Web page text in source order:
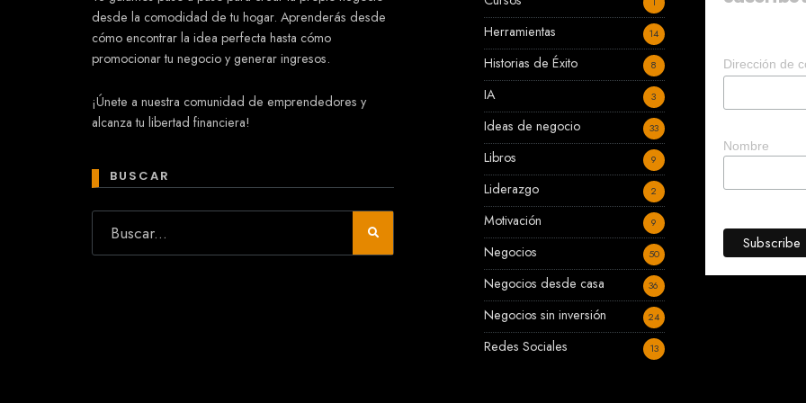
desde la comodidad de tu hogar. Aprenderás desde
cómo encontrar la idea perfecta hasta cómo
promocionar tu negocio y generar ingresos.
¡Únete a nuestra comunidad de emprendedores y
alcanza tu libertad financiera!
BUSCAR
Herramientas 14
Historias de Éxito 8
IA 3
Ideas de negocio 33
Libros 9
Liderazgo 2
Motivación 9
Negocios 50
Negocios desde casa 36
Negocios sin inversión 24
Redes Sociales 13
Dirección de
Nombre
En línea
¿Quieres que te ayude a crear un
negocio?